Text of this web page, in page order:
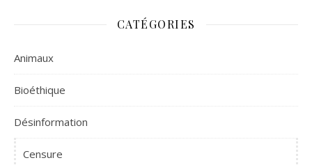
CATÉGORIES
Animaux
Bioéthique
Désinformation
Censure